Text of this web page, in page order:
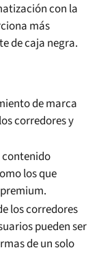
con la
más
de caja negra.
de marca
corredores y
contenido
los que
los corredores
pueden ser
de un solo